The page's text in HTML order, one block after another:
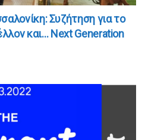
Συζήτηση για το
και… Next Generation